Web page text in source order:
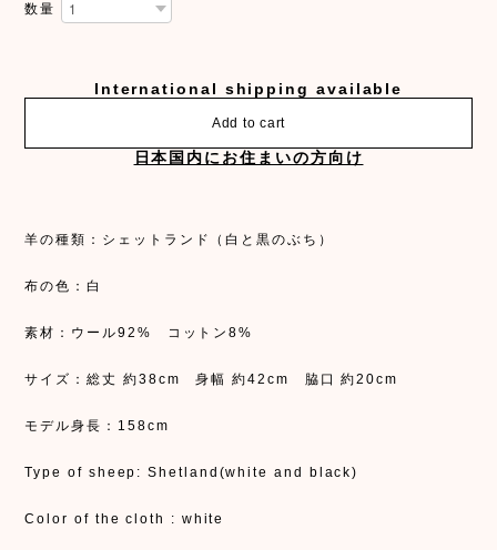
数量
International shipping available
Add to cart
日本国内にお住まいの方向け
羊の種類：シェットランド（白と黒のぶち）
布の色：白
素材：ウール92% コットン8%
サイズ：総丈 約38cm 身幅 約42cm 脇口 約20cm
モデル身長：158cm
Type of sheep: Shetland(white and black)
Color of the cloth : white